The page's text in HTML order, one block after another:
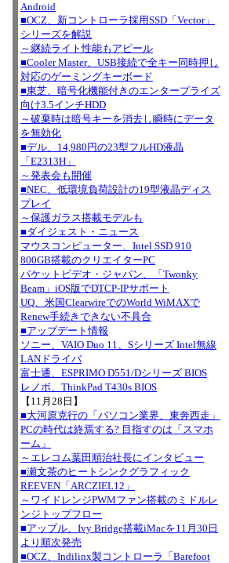
Android
■OCZ、新コントローラ採用SSD「Vector」
シリーズを解説
～継続ライト性能もアピール
■Cooler Master、USB接続で全キー同時押し
対応のゲーミングキーボード
■東芝、暗号化機能付きのエンタープライズ
向け3.5インチHDD
～破棄時は暗号キーを消去し瞬時にデータ
を無効化
■デル、14,980円の23型フルHD液晶
「E2313H」
～発表会も開催
■NEC、低環境負荷設計の19型液晶ディス
プレイ
～保護ガラス搭載モデルも
■ダイジェスト・ニュース
マウスコンピューター、Intel SSD 910
800GB搭載のクリエイターPC
パケットビデオ・ジャパン、「Twonky
Beam」iOS版でDTCP-IPサポート
UQ、米国ClearwireでのWorld WiMAXで
Renew手続きできない不具合
■アップデート情報
ソニー、VAIO Duo 11、Sシリーズ Intel無線
LANドライバ
富士通、ESPRIMO D551/Dシリーズ BIOS
レノボ、ThinkPad T430s BIOS
【11月28日】
■大河原克行の「パソコン業界、東奔西走」
PCの時代は終焉する? 目指すのは「スマホ
ーム」
～エレコム葉田順治社長にインタビュー
■瀬文茶のヒートシンクグラフィック
REEVEN「ARCZIEL12」
～ワイドレンジPWMファン搭載のミドルレ
ンジトップフロー
■アップル、Ivy Bridge搭載iMacを11月30日
より順次発売
■OCZ、Indilinx製コントローラ「Barefoot